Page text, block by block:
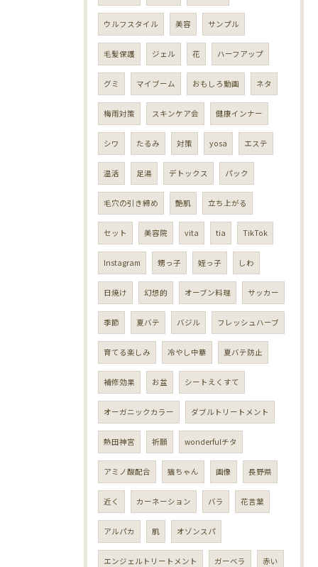
ウルフスタイル 美容 サンプル
毛髪保護 ジェル 花 ハーフアップ
グミ マイブーム おもしろ動画 ネタ
梅雨対策 スキンケア会 健康インナー
シワ たるみ 対策 yosa エステ
温活 足湯 デトックス パック
毛穴の引き締め 艶肌 立ち上がる
セット 美容院 vita tia TikTok
Instagram 甥っ子 姪っ子 しわ
日焼け 幻想的 オーブン料理 サッカー
季節 夏バテ バジル フレッシュハーブ
育てる楽しみ 冷やし中華 夏バテ防止
補修効果 お盆 シートえくすて
オーガニックカラー ダブルトリートメント
熱田神宮 祈願 wonderfulチタ
アミノ酸配合 猫ちゃん 画像 長野県
近く カーネーション バラ 花言葉
アルパカ 肌 オゾンスパ
エンジェルトリートメント ガーベラ 赤い